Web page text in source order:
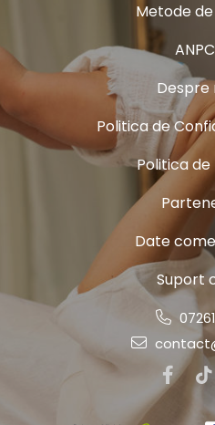
Metode
ANPC
Despre
Politica de
Politica de
Date
Suport